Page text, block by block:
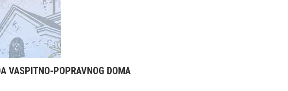
VASPITNO-POPRAVNOG DOMA